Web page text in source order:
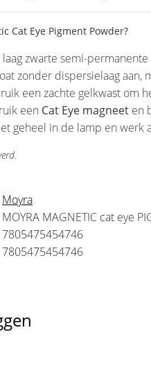
Cat Eye Pigment Powder?
zwarte semi-
zonder dispersielaag aan,
een zachte gelkwast om
een Cat Eye magneet en
geheel in de lamp en werk
Moyra
MOYRA MAGNETIC cat eye
7805475454746
7805475454746